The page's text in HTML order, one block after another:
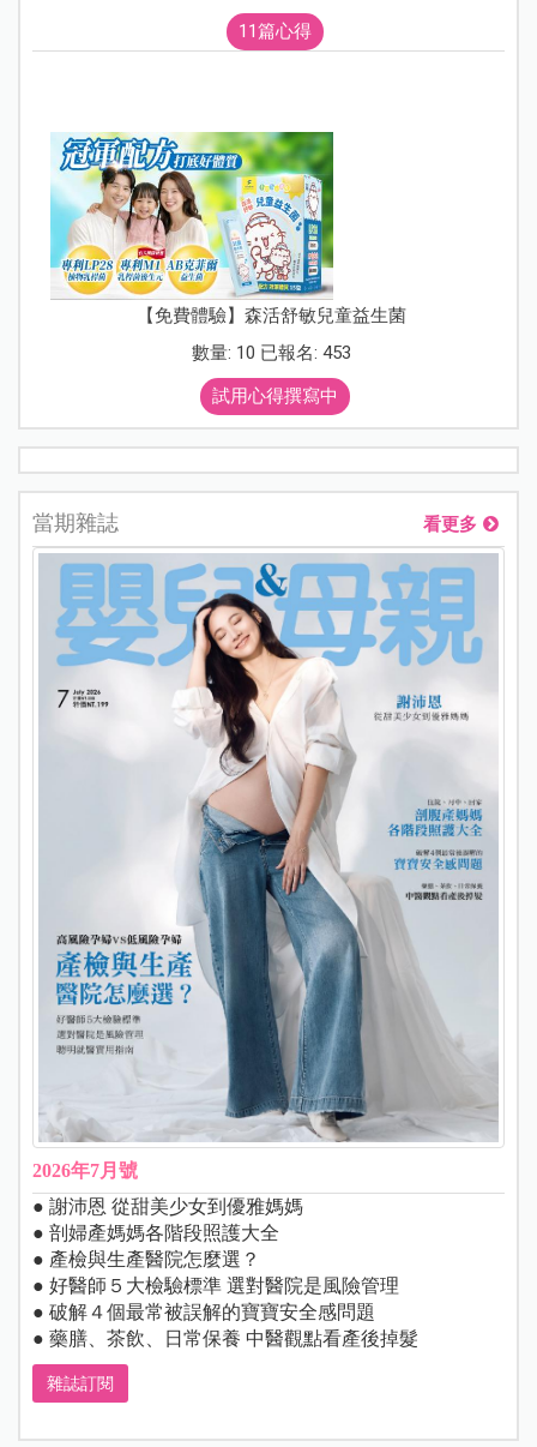
11篇心得
【免費體驗】森活舒敏兒童益生菌
數量: 10 已報名: 453
試用心得撰寫中
當期雜誌 看更多
2026年7月號
● 謝沛恩 從甜美少女到優雅媽媽
● 剖婦產媽媽各階段照護大全
● 產檢與生產醫院怎麼選？
● 好醫師５大檢驗標準 選對醫院是風險管理
● 破解４個最常被誤解的寶寶安全感問題
● 藥膳、茶飲、日常保養 中醫觀點看產後掉髮
雜誌訂閱